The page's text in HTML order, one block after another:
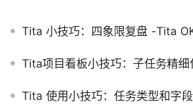
Tita 小技巧：四象限复盘 -Tita OKR
Tita项目看板小技巧：子任务精
Tita 使用小技巧：任务类型和字段自定